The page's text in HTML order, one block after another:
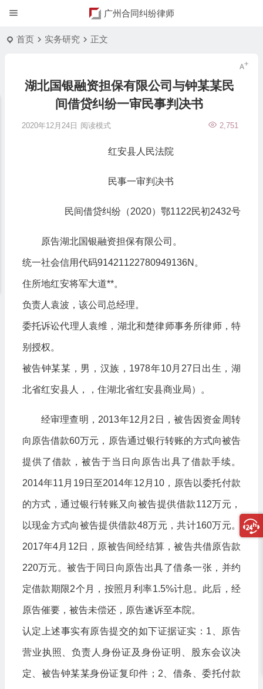
广州合同纠纷律师
首页 实务研究 正文
湖北国银融资担保有限公司与钟某某民
间借贷纠纷一审民事判决书
2020年12月24日 2,751
阅读模式
红安县人民法院
民事一审判决书
民间借贷纠纷（2020）鄂1122民初2432号
原告湖北国银融资担保有限公司。
统一社会信用代码91421122780949136N。
住所地红安将军大道**。
负责人袁波，该公司总经理。
委托诉讼代理人袁维，湖北和楚律师事务所律师，特
别授权。
被告钟某某，男，汉族，1978年10月27日出生，湖
北省红安县人，，住湖北省红安县商业局）。
经审理查明，2013年12月2日，被告因资金周转
向原告借款60万元，原告通过银行转账的方式向被告
提供了借款，被告于当日向原告出具了借款手续。
2014年11月19日至2014年12月10，原告以委托付款
的方式，通过银行转账又向被告提供借款112万元，
以现金方式向被告提供借款48万元，共计160万元。
2017年4月12日，原被告间经结算，被告共借原告款
220万元。被告于同日向原告出具了借条一张，并约
定借款期限2个月，按照月利率1.5%计息。此后，经
原告催要，被告未偿还，原告遂诉至本院。
认定上述事实有原告提交的如下证据证实：1、原告
营业执照、负责人身份证及身份证明、股东会议决
定、被告钟某某身份证复印件；2、借条、委托付款